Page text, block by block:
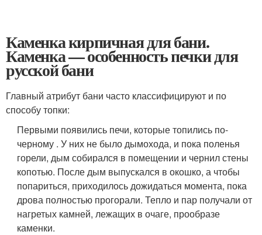
Каменка кирпичная для бани.
Каменка — особенность печки для
русской бани
Главный атрибут бани часто классифицируют и по
способу топки:
Первыми появились печи, которые топились по-
черному . У них не было дымохода, и пока поленья
горели, дым собирался в помещении и чернил стены
копотью. После дым выпускался в окошко, а чтобы
попариться, приходилось дожидаться момента, пока
дрова полностью прогорали. Тепло и пар получали от
нагретых камней, лежащих в очаге, прообразе
каменки.